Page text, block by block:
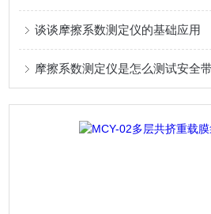
谈谈摩擦系数测定仪的基础应用
摩擦系数测定仪是怎么测试安全